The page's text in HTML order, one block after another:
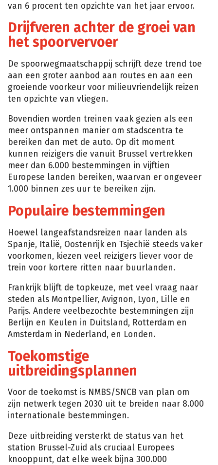
van 6 procent ten opzichte van het jaar ervoor.
Drijfveren achter de groei van
het spoorvervoer
De spoorwegmaatschappij schrijft deze trend toe
aan een groter aanbod aan routes en aan een
groeiende voorkeur voor milieuvriendelijk reizen
ten opzichte van vliegen.
Bovendien worden treinen vaak gezien als een
meer ontspannen manier om stadscentra te
bereiken dan met de auto. Op dit moment
kunnen reizigers die vanuit Brussel vertrekken
meer dan 6.000 bestemmingen in vijftien
Europese landen bereiken, waarvan er ongeveer
1.000 binnen zes uur te bereiken zijn.
Populaire bestemmingen
Hoewel langeafstandsreizen naar landen als
Spanje, Italië, Oostenrijk en Tsjechië steeds vaker
voorkomen, kiezen veel reizigers liever voor de
trein voor kortere ritten naar buurlanden.
Frankrijk blijft de topkeuze, met veel vraag naar
steden als Montpellier, Avignon, Lyon, Lille en
Parijs. Andere veelbezochte bestemmingen zijn
Berlijn en Keulen in Duitsland, Rotterdam en
Amsterdam in Nederland, en Londen.
Toekomstige
uitbreidingsplannen
Voor de toekomst is NMBS/SNCB van plan om
zijn netwerk tegen 2030 uit te breiden naar 8.000
internationale bestemmingen.
Deze uitbreiding versterkt de status van het
station Brussel-Zuid als cruciaal Europees
knooppunt, dat elke week bijna 300.000